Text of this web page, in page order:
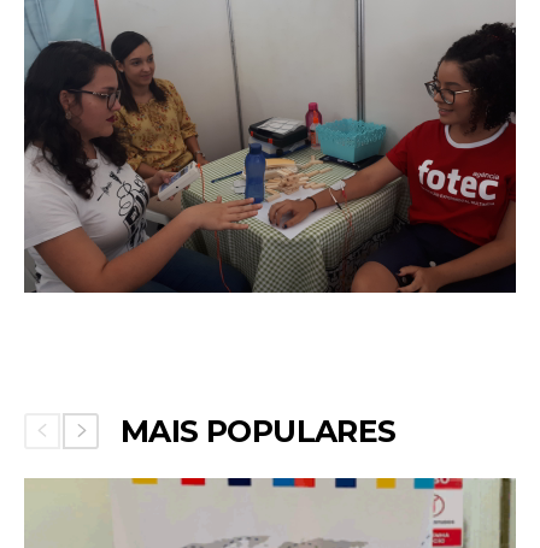
MAIS POPULARES